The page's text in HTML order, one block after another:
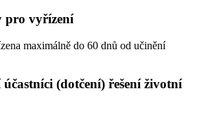
pro vyřízení
maximálně do 60 dnů od učinění
(dotčení) řešení životní